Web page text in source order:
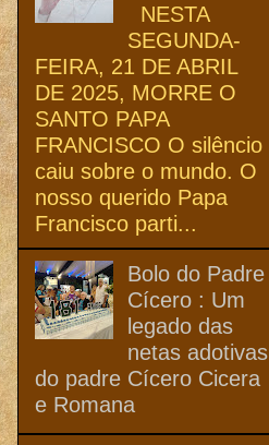
NESTA
SEGUNDA-
FEIRA, 21 DE ABRIL
DE 2025, MORRE O
SANTO PAPA
FRANCISCO O silêncio
caiu sobre o mundo. O
nosso querido Papa
Francisco parti...
Bolo do Padre
Cícero : Um
legado das
netas adotivas
do padre Cícero Cicera
e Romana